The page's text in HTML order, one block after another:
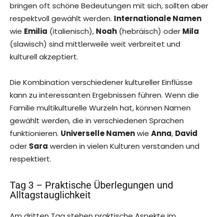
bringen oft schöne Bedeutungen mit sich, sollten aber
respektvoll gewählt werden. Internationale Namen
wie Emilia (italienisch), Noah (hebräisch) oder Mila
(slawisch) sind mittlerweile weit verbreitet und
kulturell akzeptiert.
Die Kombination verschiedener kultureller Einflüsse
kann zu interessanten Ergebnissen führen. Wenn die
Familie multikulturelle Wurzeln hat, können Namen
gewählt werden, die in verschiedenen Sprachen
funktionieren. Universelle Namenwie Anna, David
oder Sara werden in vielen Kulturen verstanden und
respektiert.
Tag 3 – Praktische Überlegungen und
Alltagstauglichkeit